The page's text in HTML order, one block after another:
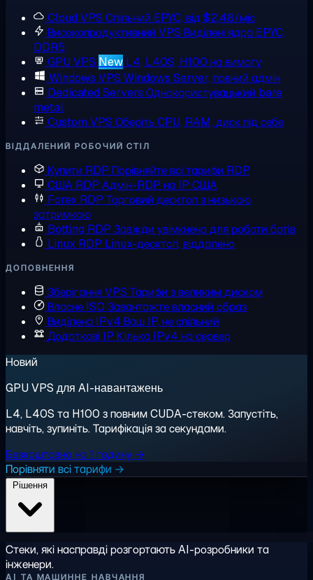
Cloud VPS Спільний EPYC, від $2,48/міс
Високопродуктивний VPS Виділені ядра EPYC,
DDR5
GPU VPS New L4, L40S, H100 на вимогу
Windows VPS Windows Server, повний адмін
Dedicated Servers Однокористувацький bare
metal
Custom VPS Оберіть CPU, RAM, диск під себе
ВІДДАЛЕНИЙ РОБОЧИЙ СТІЛ
Купити RDP Порівняйте всі тарифи RDP
США RDP Адмін-RDP на IP США
Forex RDP Торговий десктоп з низькою
затримкою
Botting RDP Завжди увімкнено для роботи ботів
Linux RDP Linux-десктоп, віддалено
ДОПОВНЕННЯ
Зберігання VPS Тарифи з великим диском
Власне ISO Завантажте власний образ
Виділена IPv4 Ваш IP, не спільний
Додаткові IP Кілька IPv4 на сервер
Новий
GPU VPS для AI-навантажень
L4, L40S та H100 з повним CUDA-стеком. Запустіть,
навчіть, зупиніть. Тарифікація за секундами.
Безкоштовно на 1 годину →
Порівняти всі тарифи →
Стеки, які насправді розгортають AI-розробники та
інженери.
AI ТА МАШИННЕ НАВЧАННЯ